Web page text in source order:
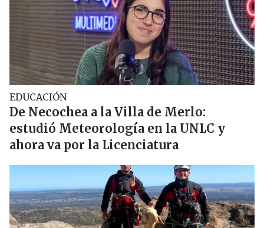
EDUCACIÓN
De Necochea a la Villa de Merlo:
estudió Meteorología en la UNLC y
ahora va por la Licenciatura